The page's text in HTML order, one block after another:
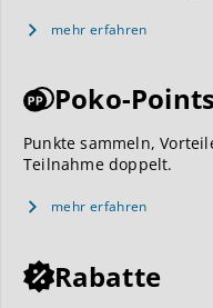
mehr erfahren
Poko-Points
Punkte sammeln,
Teilnahme doppelt.
mehr erfahren
Rabatte